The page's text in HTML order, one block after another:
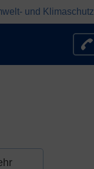
und Klimaschutz